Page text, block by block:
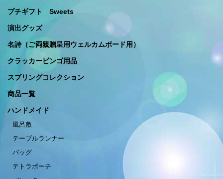
プチギフト Sweets
演出グッズ
名詩（ご両親贈呈用ウェルカムボード用）
クラッカービンゴ用品
スプリングコレクション
商品一覧
ハンドメイド
風呂敷
テーブルランナー
バッグ
テトラポーチ